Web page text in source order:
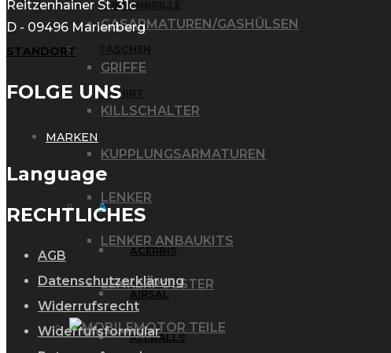
GASARMATUREN/GASHÜLSEN
GRIFFE
KILLSCHALTER
KUPPLUNGSARMATUREN
LENKER
LENKER ANBAUKITS
LENKERPOLSTER
MOTOR TEILE
SONNENBRILLE
TASCHEN
T-SHIRT
MARKEN
A
ACERBIS
AIRSAL
ALLBALLS
Reitzenhainer St. 31c
D - 09496 Marienberg
STANDORT
FOLGE UNS
Language
RECHTLICHES
AGB
Datenschutzerklärung
Widerrufsrecht
Widerrufsformular